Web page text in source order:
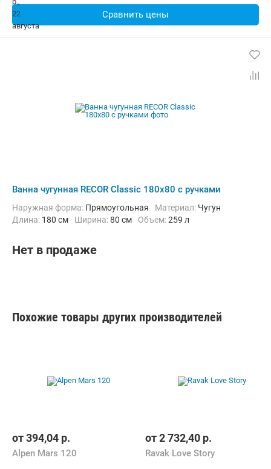
Сравнить цены
Ванна чугунная RECOR Classic 180x80 с ручками
Наружная форма: Прямоугольная Материал: Чугун
Длина: 180 см Ширина:80 см Объем:259 л
Нет в продаже
Похожие товары других производителей
от394,04 р.
Alpen Mars 120
от2 732,40 р.
Ravak Love Story